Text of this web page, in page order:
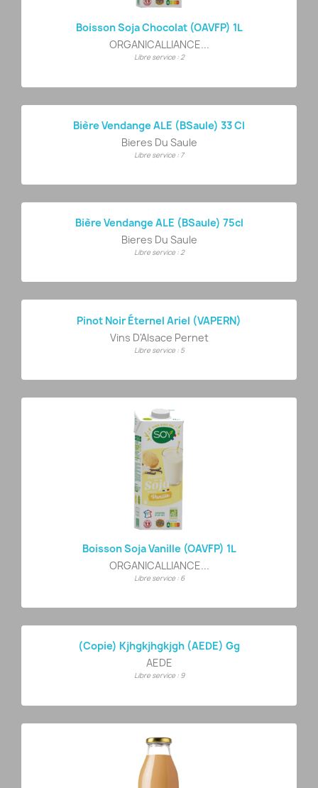
Boisson Soja Chocolat (OAVFP) 1L
ORGANICALLIANCE...
Libre service : 2
Bière Vendange ALE (BSaule) 33 Cl
Bieres Du Saule
Libre service : 7
Bière Vendange ALE (BSaule) 75cl
Bieres Du Saule
Libre service : 2
Pinot Noir Éternel Ariel (VAPERN)
Vins D'Alsace Pernet
Libre service : 5
Boisson Soja Vanille (OAVFP) 1L
ORGANICALLIANCE...
Libre service : 6
(copie) Kjhgkjhgkjgh (AEDE) Gg
AEDE
Libre service : 9